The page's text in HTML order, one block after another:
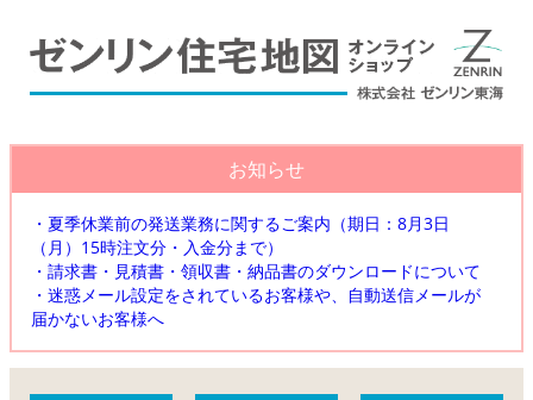
お知らせ
・夏季休業前の発送業務に関するご案内（期日：8月3日
（月）15時注文分・入金分まで）
・請求書・見積書・領収書・納品書のダウンロードについて
・迷惑メール設定をされているお客様や、自動送信メールが
届かないお客様へ